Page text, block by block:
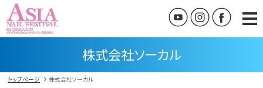
株式会社ソーカル
トップページ 株式会社ソーカル